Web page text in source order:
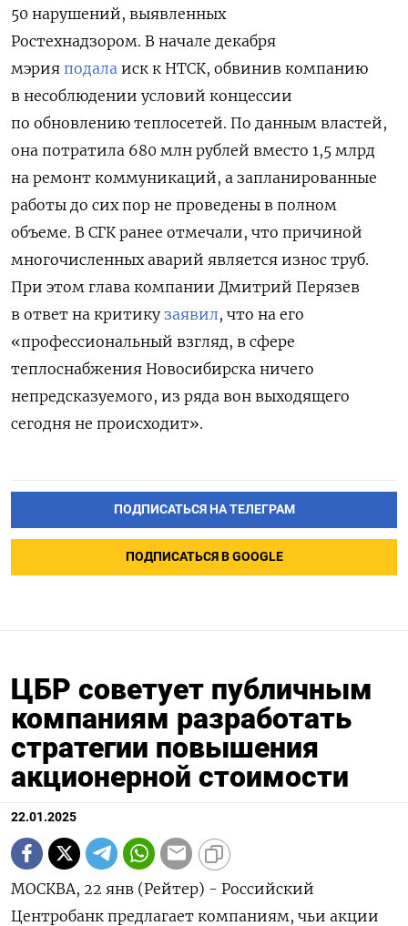
50 нарушений, выявленных
Ростехнадзором. В начале декабря
мэрия подала иск к НТСК, обвинив компанию
в несоблюдении условий концессии
по обновлению теплосетей. По данным властей,
она потратила 680 млн рублей вместо 1,5 млрд
на ремонт коммуникаций, а запланированные
работы до сих пор не проведены в полном
объеме. В СГК ранее отмечали, что причиной
многочисленных аварий является износ труб.
При этом глава компании Дмитрий Перязев
в ответ на критику заявил, что на его
«профессиональный взгляд, в сфере
теплоснабжения Новосибирска ничего
непредсказуемого, из ряда вон выходящего
сегодня не происходит».
ПОДПИСАТЬСЯ НА ТЕЛЕГРАМ
ПОДПИСАТЬСЯ В GOOGLE
ЦБР советует публичным
компаниям разработать
стратегии повышения
акционерной стоимости
22.01.2025
МОСКВА, 22 янв (Рейтер) - Российский
Центробанк предлагает компаниям, чьи акции